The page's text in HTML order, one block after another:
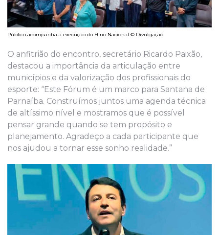
Público acompanha a execução do Hino Nacional © Divulgação
O anfitrião do encontro, secretário Ricardo Paixão,
destacou a importância da articulação entre
municípios e da valorização dos profissionais do
esporte: “Este Fórum é um marco para Santana de
Parnaíba. Construímos juntos uma agenda técnica
de altíssimo nível e mostramos que é possível
pensar grande quando se tem propósito e
planejamento. Agradeço a cada participante que
nos ajudou a tornar esse sonho realidade.”